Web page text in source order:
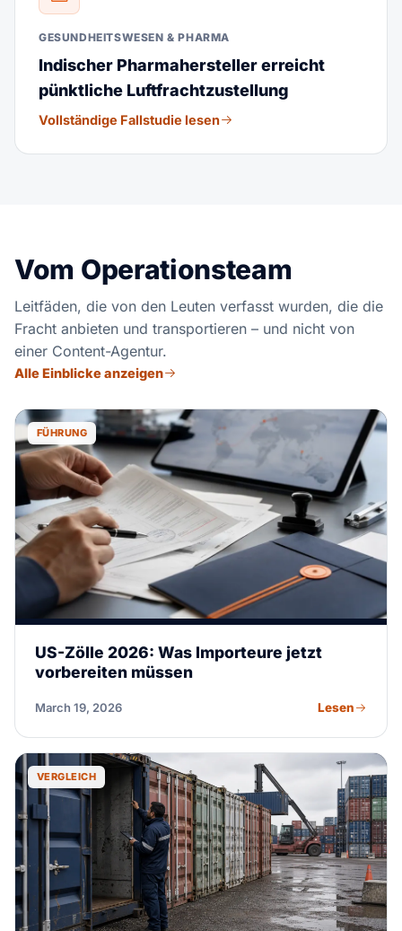
GESUNDHEITSWESEN & PHARMA
Indischer Pharmahersteller erreicht
pünktliche Luftfrachtzustellung
Vollständige Fallstudie lesen
Vom Operationsteam
Leitfäden, die von den Leuten verfasst wurden, die die
Fracht anbieten und transportieren – und nicht von
einer Content-Agentur.
Alle Einblicke anzeigen
FÜHRUNG
US-Zölle 2026: Was Importeure jetzt
vorbereiten müssen
March 19, 2026 Lesen
VERGLEICH